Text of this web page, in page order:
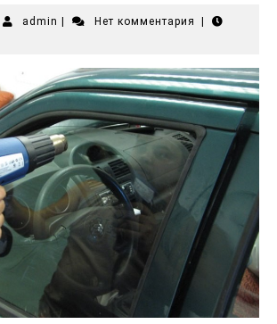
admin Нет комментария